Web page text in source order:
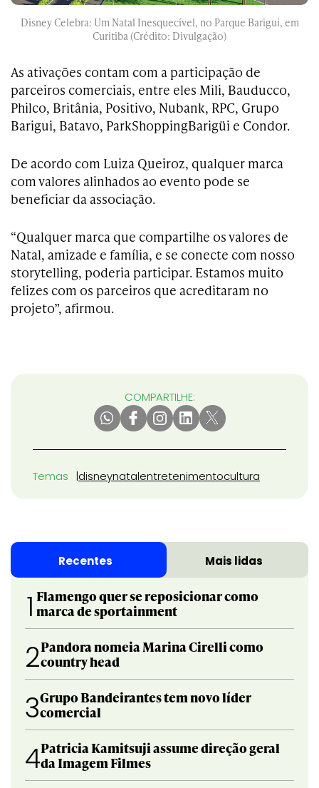
Disney Celebra: Um Natal Inesquecível, no Parque Barigui, em
Curitiba (Crédito: Divulgação)
As ativações contam com a participação de
parceiros comerciais, entre eles Mili, Bauducco,
Philco, Britânia, Positivo, Nubank, RPC, Grupo
Barigui, Batavo, ParkShoppingBarigüi e Condor.
De acordo com Luiza Queiroz, qualquer marca
com valores alinhados ao evento pode se
beneficiar da associação.
“Qualquer marca que compartilhe os valores de
Natal, amizade e família, e se conecte com nosso
storytelling, poderia participar. Estamos muito
felizes com os parceiros que acreditaram no
projeto”, afirmou.
COMPARTILHE:
Temas disneynatalentretenimentocultura
Recentes Mais lidas
1 Flamengo quer se reposicionar como
marca de sportainment
2Pandora nomeia Marina Cirelli como
country head
3Grupo Bandeirantes tem novo líder
comercial
4Patricia Kamitsuji assume direção geral
da Imagem Filmes